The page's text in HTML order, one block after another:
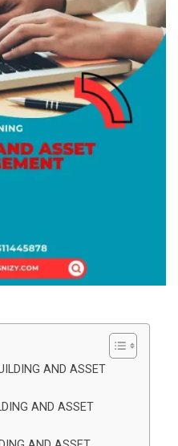
AND ASSET
AND ASSET